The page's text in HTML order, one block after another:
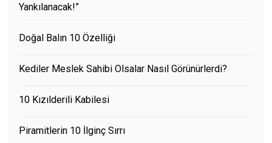
Yankılanacak!”
Doğal Balın 10 Özelliği
Kediler Meslek Sahibi Olsalar Nasıl Görünürlerdi?
10 Kızılderili Kabilesi
Piramitlerin 10 İlginç Sırrı